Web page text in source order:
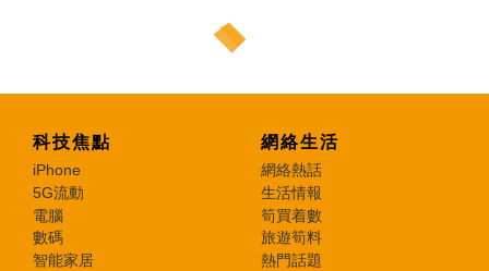
科技焦點
iPhone
5G流動
電腦
數碼
智能家居
網絡生活
網絡熱話
生活情報
筍買着數
旅遊筍料
熱門話題